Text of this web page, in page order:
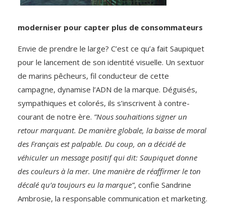
moderniser pour capter plus de consommateurs
Envie de prendre le large? C’est ce qu’a fait Saupiquet
pour le lancement de son identité visuelle. Un sextuor
de marins pêcheurs, fil conducteur de cette
campagne, dynamise l’ADN de la marque. Déguisés,
sympathiques et colorés, ils s’inscrivent à contre-
courant de notre ère. ”Nous souhaitions signer un
retour marquant. De manière globale, la baisse de moral
des Français est palpable. Du coup, on a décidé de
véhiculer un message positif qui dit: Saupiquet donne
des couleurs à la mer. Une manière de réaffirmer le ton
décalé qu’a toujours eu la marque”, confie Sandrine
Ambrosie, la responsable communication et marketing.